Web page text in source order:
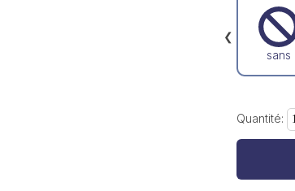
sans
❮
Quantité: